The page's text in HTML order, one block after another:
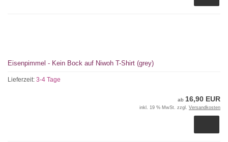
Eisenpimmel - Kein Bock auf Niwoh T-Shirt (grey)
Lieferzeit: 3-4 Tage
ab 16,90 EUR
inkl. 19 % MwSt. zzgl. Versandkosten